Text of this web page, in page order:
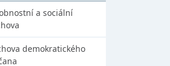
a sociální
demokratického